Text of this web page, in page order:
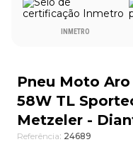
INMETRO
Pneu Moto Aro
58W TL
Metzeler -
Referência: 24689
6º
265
9º
aro 17
10º 185 70 14